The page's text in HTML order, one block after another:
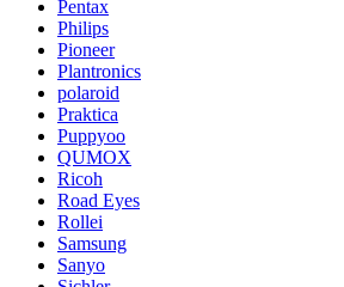
Pentax
Philips
Pioneer
Plantronics
polaroid
Praktica
Puppyoo
QUMOX
Ricoh
Road Eyes
Rollei
Samsung
Sanyo